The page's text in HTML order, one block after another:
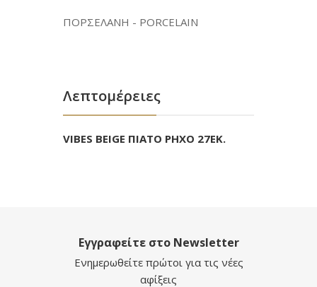
ΠΟΡΣΕΛΑΝΗ - PORCELAIN
Λεπτομέρειες
VIBES BEIGE ΠΙΑΤΟ ΡΗΧΟ 27ΕΚ.
Εγγραφείτε στο Newsletter
Ενημερωθείτε πρώτοι για τις νέες
αφίξεις